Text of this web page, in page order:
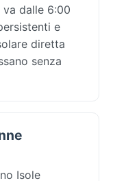
dalle 6:00
e
diretta
senza
Isole